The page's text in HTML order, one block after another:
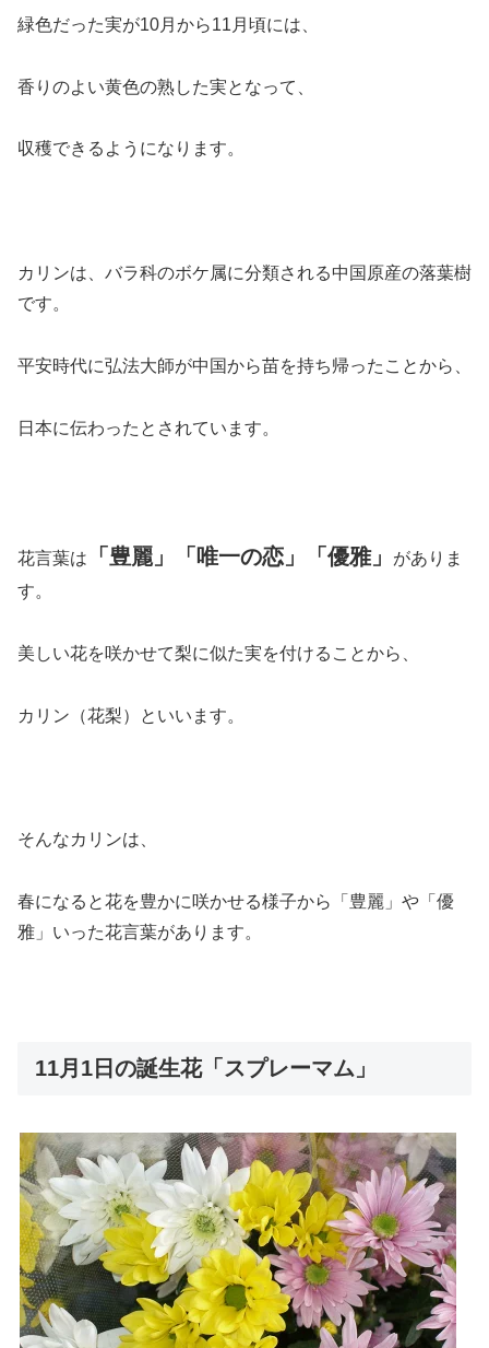
緑色だった実が10月から11月頃には、
香りのよい黄色の熟した実となって、
収穫できるようになります。
カリンは、バラ科のボケ属に分類される中国原産の落葉樹
です。
平安時代に弘法大師が中国から苗を持ち帰ったことから、
日本に伝わったとされています。
花言葉は 「豊麗」「唯一の恋」「優雅」
がありま
す。
美しい花を咲かせて梨に似た実を付けることから、
カリン（花梨）といいます。
そんなカリンは、
春になると花を豊かに咲かせる様子から「豊麗」や「優
雅」いった花言葉があります。
11月1日の誕生花「スプレーマム」